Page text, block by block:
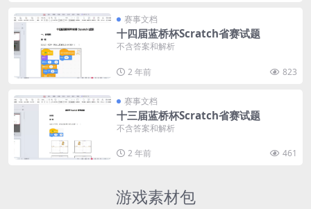
赛事文档
十四届蓝桥杯Scratch省赛试题
不含答案和解析
2 年前 823
赛事文档
十三届蓝桥杯Scratch省赛试题
不含答案和解析
2 年前 461
游戏素材包